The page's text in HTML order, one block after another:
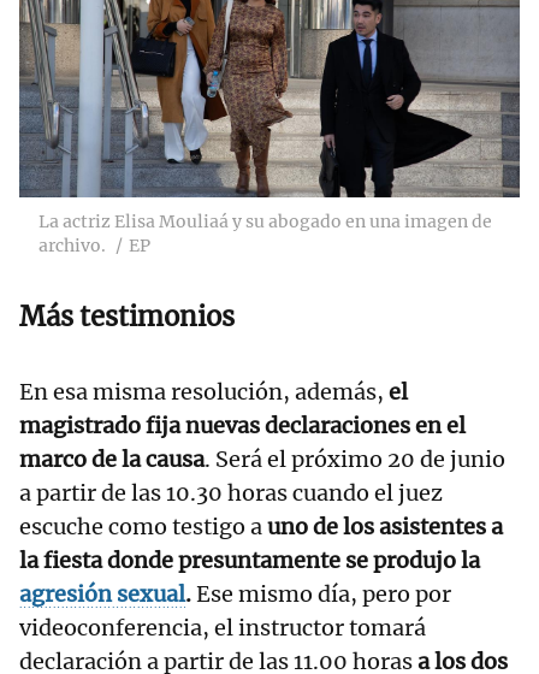
La actriz Elisa Mouliaá y su abogado en una imagen de
archivo.
EP
Más testimonios
En esa misma resolución, además, el
magistrado fija nuevas declaraciones en el
marco de la causa. Será el próximo 20 de junio
a partir de las 10.30 horas cuando el juez
escuche como testigo auno de los asistentes a
la fiesta donde presuntamente se produjo la
agresión sexual.Ese mismo día, pero por
videoconferencia, el instructor tomará
declaración a partir de las 11.00 horasa los dos